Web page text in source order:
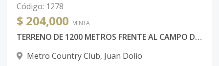
Código: 1278
$ 204,000 VENTA
TERRENO DE 1200 METROS FRENTE AL CAMPO DE GOLF EN METRO COUNTRY CLUB
Metro Country Club, Juan Dolio